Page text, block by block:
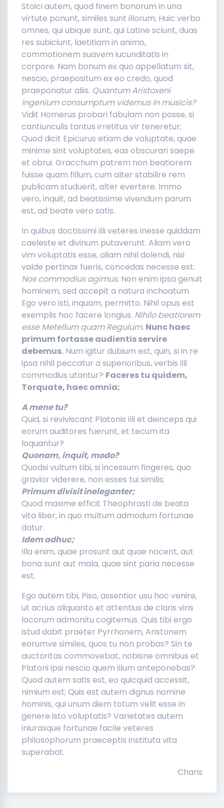
Stoici autem, quod finem bonorum in una
virtute ponunt, similes sunt illorum; Huic verbo
omnes, qui ubique sunt, qui Latine sciunt, duas
res subiciunt, laetitiam in animo,
commotionem suavem iucunditatis in
corpore. Nam bonum ex quo appellatum sit,
nescio, praepositum ex eo credo, quod
praeponatur aliis. Quantum Aristoxeni
ingenium consumptum videmus in musicis?
Vidit Homerus probari fabulam non posse, si
cantiunculis tantus irretitus vir teneretur;
Quod dicit Epicurus etiam de voluptate, quae
minime sint voluptates, eas obscurari saepe
et obrui. Gracchum patrem non beatiorem
fuisse quam fillum, cum alter stabilire rem
publicam studuerit, alter evertere. Immo
vero, inquit, ad beatissime vivendum parum
est, ad beate vero satis.
In quibus doctissimi illi veteres inesse quiddam
caeleste et divinum putaverunt. Aliam vero
vim voluptatis esse, aliam nihil dolendi, nisi
valde pertinax fueris, concedas necesse est.
Nos commodius agimus. Non enim ipsa genuit
hominem, sed accepit a natura inchoatum.
Ego vero isti, inquam, permitto. Nihil opus est
exemplis hoc facere longius. Nihilo beatiorem
esse Metellum quam Regulum. Nunc haec
primum fortasse audientis servire
debemus. Num igitur dubium est, quin, si in re
ipsa nihil peccatur a superioribus, verbis illi
commodius utantur? Faceres tu quidem,
Torquate, haec omnia;
A mene tu?
Quid, si reviviscant Platonis illi et deinceps qui
eorum auditores fuerunt, et tecum ita
loquantur?
Quonam, inquit, modo?
Quodsi vultum tibi, si incessum fingeres, quo
gravior viderere, non esses tui similis;
Primum divisit ineleganter;
Quod maxime efficit Theophrasti de beata
vita liber, in quo multum admodum fortunae
datur.
Idem adhuc;
Illa enim, quae prosunt aut quae nocent, aut
bona sunt aut mala, quae sint paria necesse
est.
Ego autem tibi, Piso, assentior usu hoc venire,
ut acrius aliquanto et attentius de claris viris
locorum admonitu cogitemus. Quis tibi ergo
istud dabit praeter Pyrrhonem, Aristonem
eorumve similes, quos tu non probas? Sin te
auctoritas commovebat, nobisne omnibus et
Platoni ipsi nescio quem illum anteponebas?
Quod autem satis est, eo quicquid accessit,
nimium est; Quis est autem dignus nomine
hominis, qui unum diem totum velit esse in
genere isto voluptatis? Varietates autem
iniurasque fortunae facile veteres
philosophorum praeceptis instituta vita
superabat.
Charis